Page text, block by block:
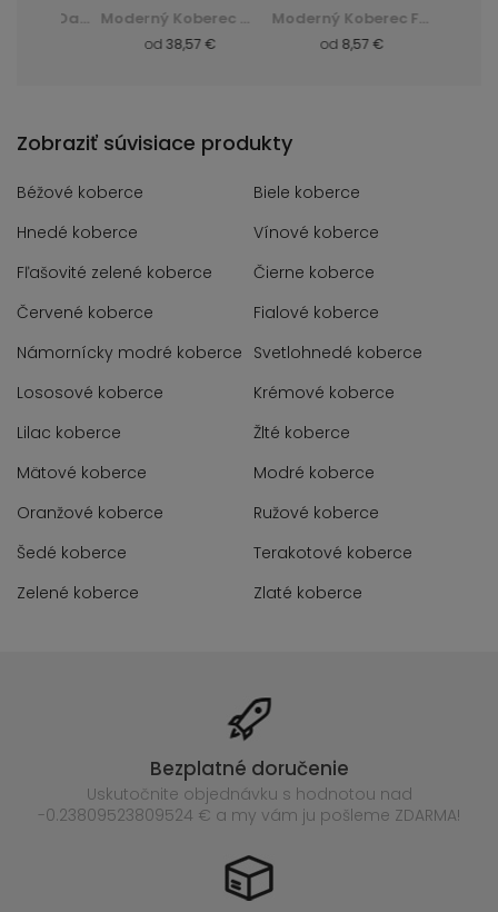
Moderný Koberec Q710A Luxury Pp Esm - biela, biały
38,57 €
Moderný Koberec F844B Cheap Pp Crm - šedá, szary
8,57 €
Zobraziť súvisiace produkty
Béžové koberce
Biele koberce
Hnedé koberce
Vínové koberce
Fľašovité zelené koberce
Čierne koberce
Červené koberce
Fialové koberce
Námornícky modré koberce Svetlohnedé koberce
Lososové koberce
Krémové koberce
Lilac koberce
Žlté koberce
Mätové koberce
Modré koberce
Oranžové koberce
Ružové koberce
Šedé koberce
Terakotové koberce
Zelené koberce
Zlaté koberce
Bezplatné doručenie
Uskutočnite objednávku s hodnotou nad
-0.23809523809524 € a my vám ju pošleme ZDARMA!